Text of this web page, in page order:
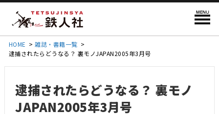
HOME > 雑誌・書籍一覧 >
逮捕されたらどうなる？ 裏モノJAPAN2005年3月号
逮捕されたらどうなる？ 裏モノ
JAPAN2005年3月号